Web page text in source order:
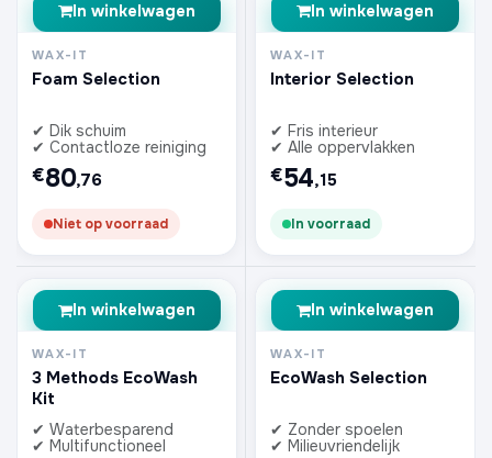
In winkelwagen
WAX-IT
Foam Selection
✔ Dik schuim
✔ Contactloze reiniging
€80,76
Niet op voorraad
In winkelwagen
WAX-IT
Interior Selection
✔ Fris interieur
✔ Alle oppervlakken
€54,15
In voorraad
In winkelwagen
WAX-IT
3 Methods EcoWash
Kit
✔ Waterbesparend
✔ Multifunctioneel
In winkelwagen
WAX-IT
EcoWash Selection
✔ Zonder spoelen
✔ Milieuvriendelijk